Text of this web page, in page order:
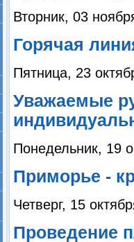
Вторник, 03
Горячая
Пятница, 23
Уважаемые
Понедельник, 19
Приморье -
Четверг, 15
Проведение